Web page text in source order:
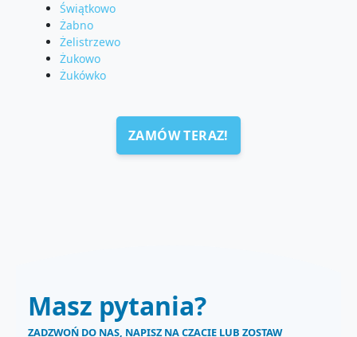
Świątkowo
Żabno
Żelistrzewo
Żukowo
Żukówko
ZAMÓW TERAZ!
Masz pytania?
ZADZWOŃ DO NAS, NAPISZ NA CZACIE LUB ZOSTAW